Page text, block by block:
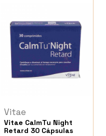
Vitae
Vitae CalmTu Night
Retard 30 Cápsulas